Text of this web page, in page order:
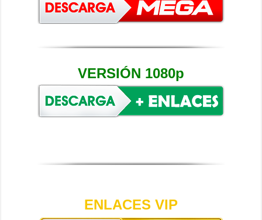
VERSIÓN 1080p
ENLACES VIP